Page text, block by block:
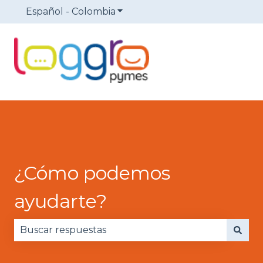
Español - Colombia Traducciones de Mostrar
¿Cómo podemos
ayudarte?